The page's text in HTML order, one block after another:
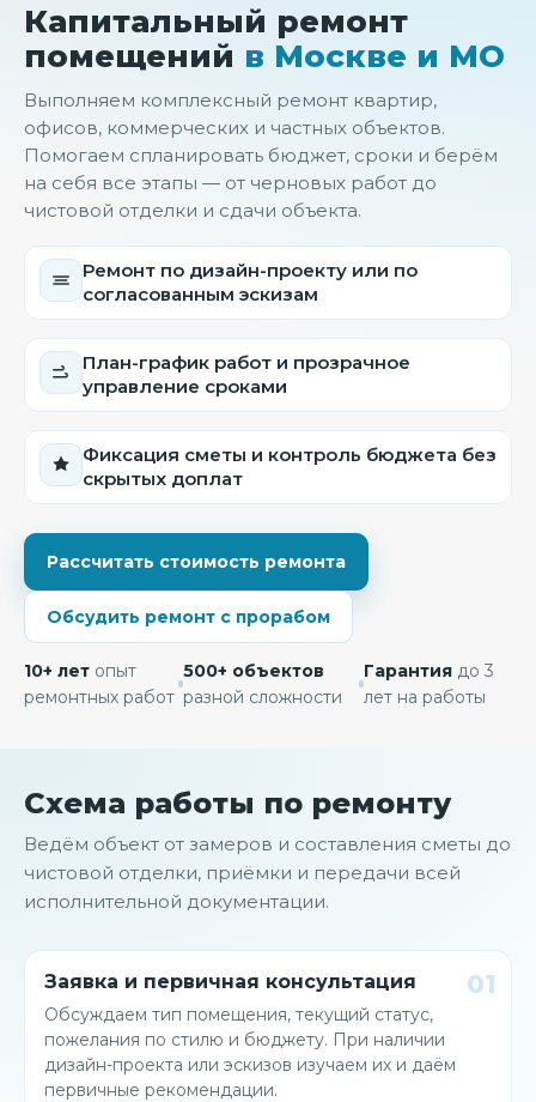
Капитальный ремонт
помещений в Москве и МО
Выполняем комплексный ремонт квартир,
офисов, коммерческих и частных объектов.
Помогаем спланировать бюджет, сроки и берём
на себя все этапы — от черновых работ до
чистовой отделки и сдачи объекта.
Ремонт по дизайн-проекту или по
согласованным эскизам
План-график работ и прозрачное
управление сроками
Фиксация сметы и контроль бюджета без
скрытых доплат
Рассчитать стоимость ремонта
Обсудить ремонт с прорабом
10+ лет опыт
ремонтных работ
500+ объектов
разной сложности
Гарантиядо 3
лет на работы
Схема работы по ремонту
Ведём объект от замеров и составления сметы до
чистовой отделки, приёмки и передачи всей
исполнительной документации.
01
Заявка и первичная консультация
Обсуждаем тип помещения, текущий статус,
пожелания по стилю и бюджету. При наличии
дизайн-проекта или эскизов изучаем их и даём
первичные рекомендации.